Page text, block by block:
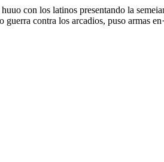
con los latinos presentando la
contra los arcadios, puso armas